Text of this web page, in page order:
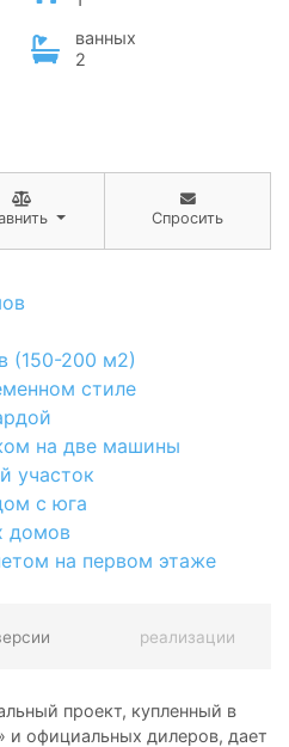
ванных
2
Спросить
(150-200 м2)
стиле
на две машины
участок
с юга
домов
на первом этаже
реализации
проект, купленный в
и официальных дилеров, дает